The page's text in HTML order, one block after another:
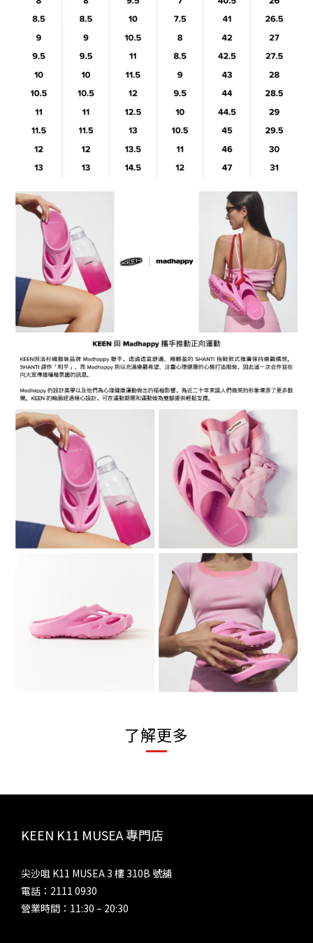
了解更多
KEEN K11 MUSEA 專門店
尖沙咀 K11 MUSEA 3 樓 310B 號舖
電話：2111 0930
營業時間：11:30 – 20:30